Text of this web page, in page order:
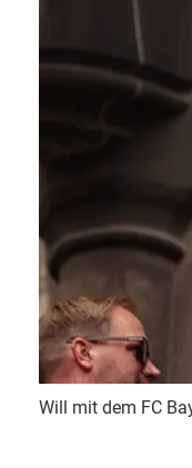
Will mit dem FC